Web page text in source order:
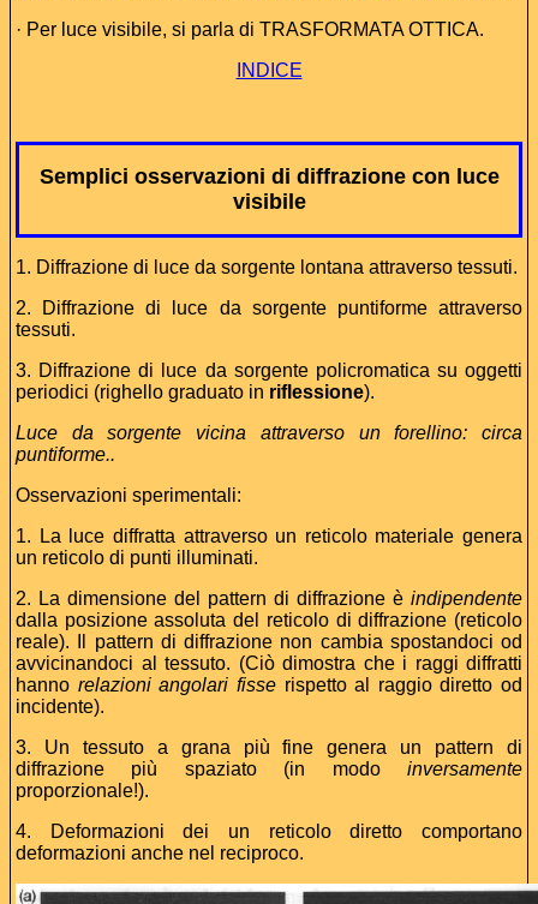
· Per luce visibile, si parla di TRASFORMATA OTTICA.
INDICE
Semplici osservazioni di diffrazione con luce
visibile
1. Diffrazione di luce da sorgente lontana attraverso tessuti.
2. Diffrazione di luce da sorgente puntiforme attraverso
tessuti.
3. Diffrazione di luce da sorgente policromatica su oggetti
periodici (righello graduato in riflessione).
Luce da sorgente vicina attraverso un forellino: circa
puntiforme..
Osservazioni sperimentali:
1. La luce diffratta attraverso un reticolo materiale genera
un reticolo di punti illuminati.
2. La dimensione del pattern di diffrazione è indipendente
dalla posizione assoluta del reticolo di diffrazione (reticolo
reale). Il pattern di diffrazione non cambia spostandoci od
avvicinandoci al tessuto. (Ciò dimostra che i raggi diffratti
hanno relazioni angolari fisse rispetto al raggio diretto od
incidente).
3. Un tessuto a grana più fine genera un pattern di
diffrazione più spaziato (in modo inversamente
proporzionale!).
4. Deformazioni dei un reticolo diretto comportano
deformazioni anche nel reciproco.